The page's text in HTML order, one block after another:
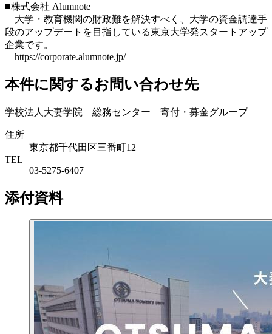
■株式会社 Alumnote
大学・教育機関の財政難を解決すべく、大学の資金調達手
段のアップデートを目指している東京大学発スタートアップ
企業です。
https://corporate.alumnote.jp/
本件に関するお問い合わせ先
学校法人大妻学院 総務センター 寄付・募金グループ
住所
東京都千代田区三番町12
TEL
03-5275-6407
添付資料